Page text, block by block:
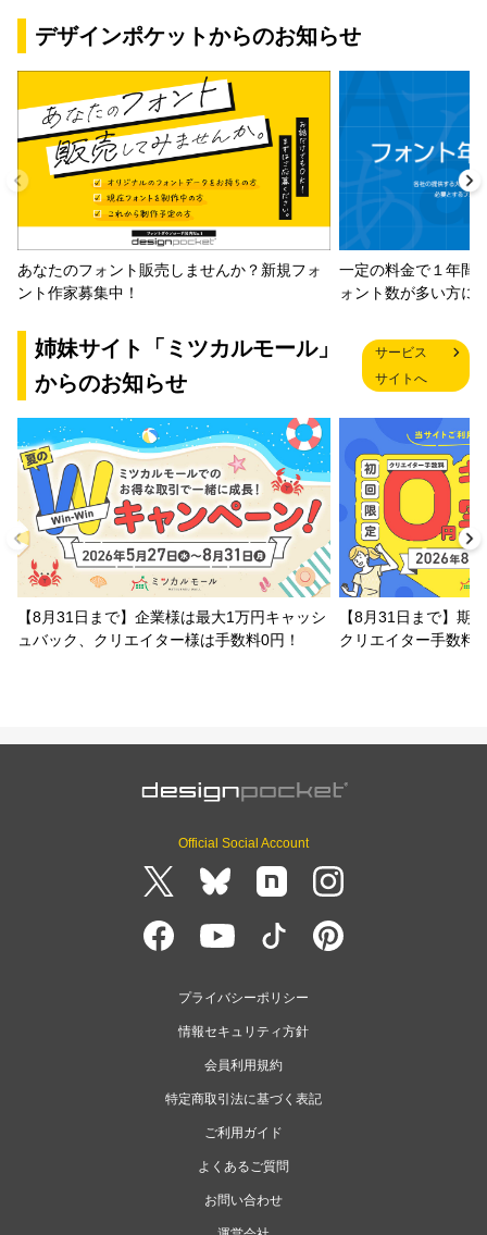
デザインポケットからのお知らせ
あなたのフォント販売しませんか？新規フォ
ント作家募集中！
一定の料金で１年間
ォント数が多い方に
姉妹サイト「ミツカルモール」
からのお知らせ
サービス
サイトへ
【8月31日まで】企業様は最大1万円キャッシ
ュバック、クリエイター様は手数料0円！
【8月31日まで】期
クリエイター手数料
Official Social Account
プライバシーポリシー
情報セキュリティ方針
会員利用規約
特定商取引法に基づく表記
ご利用ガイド
よくあるご質問
お問い合わせ